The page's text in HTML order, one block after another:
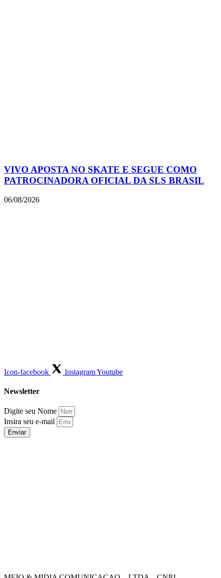
VIVO APOSTA NO SKATE E SEGUE COMO
PATROCINADORA OFICIAL DA SLS BRASIL
06/08/2026
Icon-facebook InstagramYoutube
Newsletter
Digite seu Nome
Insira seu e-mail
Enviar